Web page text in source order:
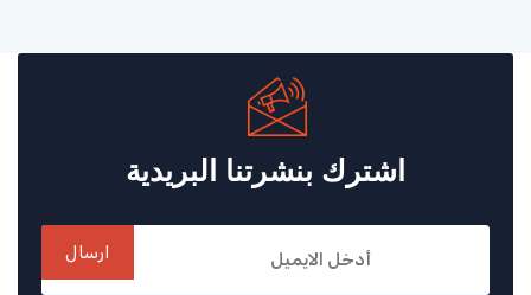
اشترك بنشرتنا البريدية
ارسال